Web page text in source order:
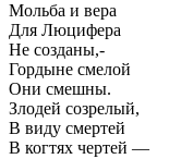
Мольба и вера
Для Люцифера
Не созданы,-
Гордыне смелой
Они смешны.
Злодей созрелый,
В виду смертей
В когтях чертей —